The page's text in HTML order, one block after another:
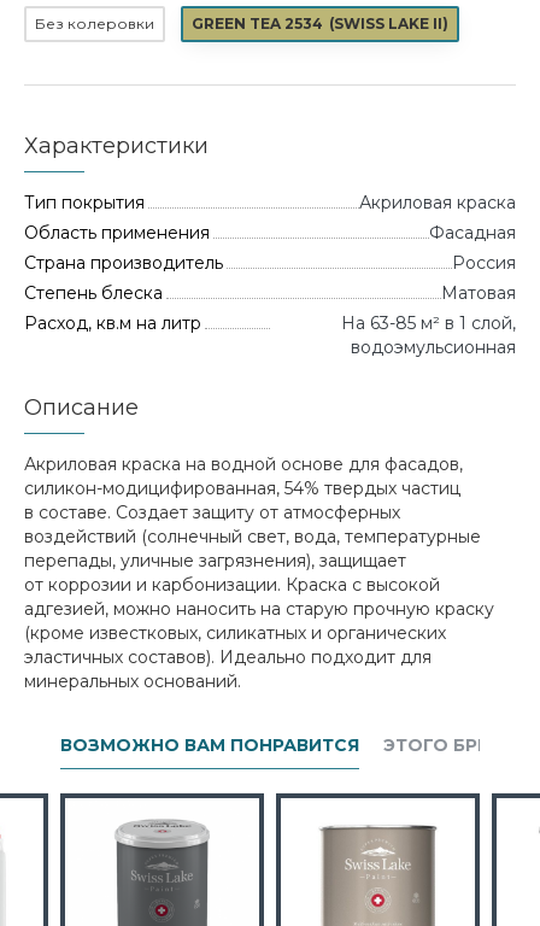
Без колеровки
GREEN TEA 2534 (SWISS LAKE II)
Характеристики
Тип покрытия
Акриловая краска
Область применения
Фасадная
Страна производитель
Россия
Степень блеска
Матовая
Расход, кв.м на литр
На 63-85 м² в 1 слой,
водоэмульсионная
Описание
Акриловая краска на водной основе для фасадов,
силикон-модицифированная, 54% твердых частиц
в составе. Создает защиту от атмосферных
воздействий (солнечный свет, вода, температурные
перепады, уличные загрязнения), защищает
от коррозии и карбонизации. Краска с высокой
адгезией, можно наносить на старую прочную краску
(кроме известковых, силикатных и органических
эластичных составов). Идеально подходит для
минеральных оснований.
ВОЗМОЖНО ВАМ ПОНРАВИТСЯ ЭТОГО БРЕНДА